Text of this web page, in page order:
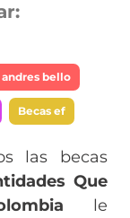
andres bello
Becas ef
las becas
Que
le